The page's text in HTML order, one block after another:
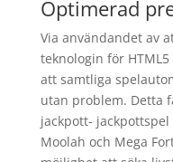
Optimerad
Via användandet av
teknologin för
att samtliga
utan problem. Detta
jackpott-
Moolah och Mega